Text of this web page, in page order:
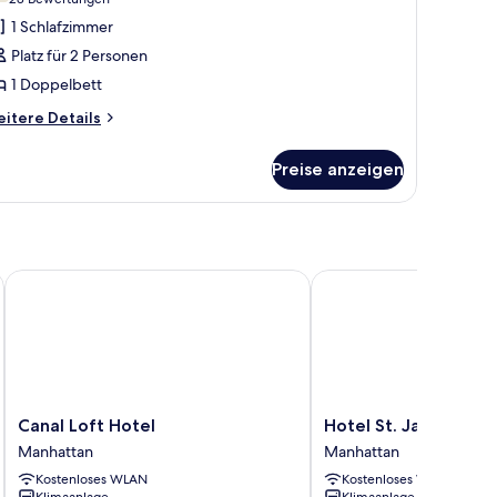
Bewertungen)
1 Schlafzimmer
Platz für 2 Personen
1 Doppelbett
Details
Preise anzeigen
Canal
Loft
Hotel
Manhattan
Canal Loft Hotel
Manhattan
Kostenloses WLAN
Canal Loft Hotel
Hotel
St.
James
Manhattan
Hotel St. James
Manhattan
Kostenloses WLAN
Hotel St. James